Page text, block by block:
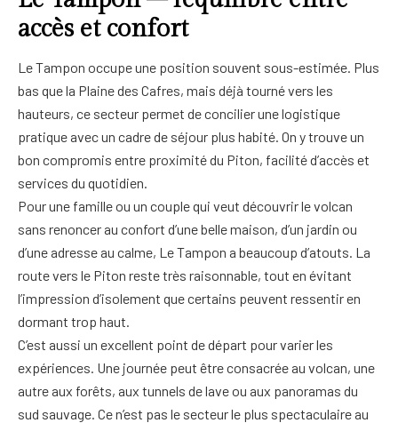
accès et confort
Le Tampon occupe une position souvent sous-estimée. Plus
bas que la Plaine des Cafres, mais déjà tourné vers les
hauteurs, ce secteur permet de concilier une logistique
pratique avec un cadre de séjour plus habité. On y trouve un
bon compromis entre proximité du Piton, facilité d’accès et
services du quotidien.
Pour une famille ou un couple qui veut découvrir le volcan
sans renoncer au confort d’une belle maison, d’un jardin ou
d’une adresse au calme, Le Tampon a beaucoup d’atouts. La
route vers le Piton reste très raisonnable, tout en évitant
l’impression d’isolement que certains peuvent ressentir en
dormant trop haut.
C’est aussi un excellent point de départ pour varier les
expériences. Une journée peut être consacrée au volcan, une
autre aux forêts, aux tunnels de lave ou aux panoramas du
sud sauvage. Ce n’est pas le secteur le plus spectaculaire au